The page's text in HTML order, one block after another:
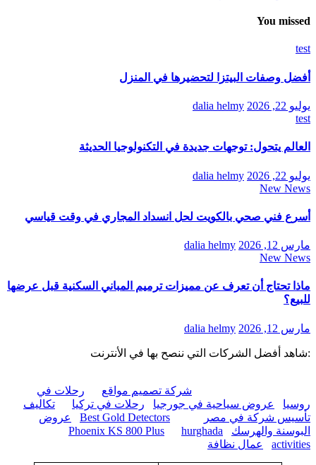
You missed
test
أفضل وصفات البيتزا لتحضيرها في المنزل
يوليو 22, 2026
dalia helmy
test
العالم يتحول: توجهات جديدة في التكنولوجيا الحديثة
يوليو 22, 2026
dalia helmy
New News
أسرع فني صحي بالكويت لحل انسداد المجاري في وقت قياسي
مارس 12, 2026
dalia helmy
New News
ماذا تحتاج أن تعرف عن مميزات ترميم المباني السكنية قبل عرضها
للبيع؟
مارس 12, 2026 dalia helmy
:شاهد أفضل الشركات التي ننصح بها في الأنترنت
شركة تصميم مواقع
رحلات في
روسيا
عروض سياحية في جورجيا رحلات في تركيا
تكاليف
تأسيس شركة في مصر
Best Gold Detectors
عروض
البوسنة والهرسك
Phoenix KS 800 Plus
hurghada
activities
عمال نظافة